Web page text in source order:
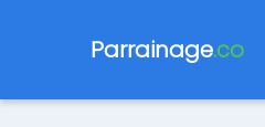
Parrainage.co